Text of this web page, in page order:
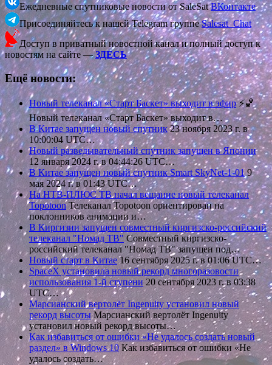
Ежедневные спутниковые новости от SaleSatВКонтакте
Присоединяйтесь к нашей Telegram группеSalesat_Chat
Доступ в приватный новостной канал и полный доступ к
новостям на сайте —ЗДЕСЬ
Ещё новости:
Новый телеканал «Старт Баскет» выходит в эфир⚡️🏀
Новый телеканал «Старт Баскет» выходит в…
В Китае запущен новый спутник23 ноября 2023 г. в
10:00:04 UTC…
Новый разведывательный спутник запущен в Японии
12 января 2024 г. в 04:44:26 UTC…
В Китае запущен новый спутник Smart SkyNet-1-019
мая 2024 г. в 01:43 UTC…
На НТВ‑ПЛЮС ТВ начал вещание новый телеканал
TopotoonТелеканал Topotoon ориентирован на
поклонников анимации и…
В Киргизии запущен совместный киргизско-российский
телеканал "Номад ТВ" Совместный киргизско-
российский телеканал "Номад ТВ" запущен под…
Новый старт в Китае16 сентября 2025 г. в 01:06 UTC…
SpaceX установила новый рекорд многоразовости
использования 1-й ступени 20 сентября 2023 г. в 03:38
UTC…
Марсианский вертолёт Ingenuity установил новый
рекорд высотыМарсианский вертолёт Ingenuity
установил новый рекорд высоты…
Как избавиться от ошибки «Не удалось создать новый
раздел» в Windows 10Как избавиться от ошибки «Не
удалось создать…